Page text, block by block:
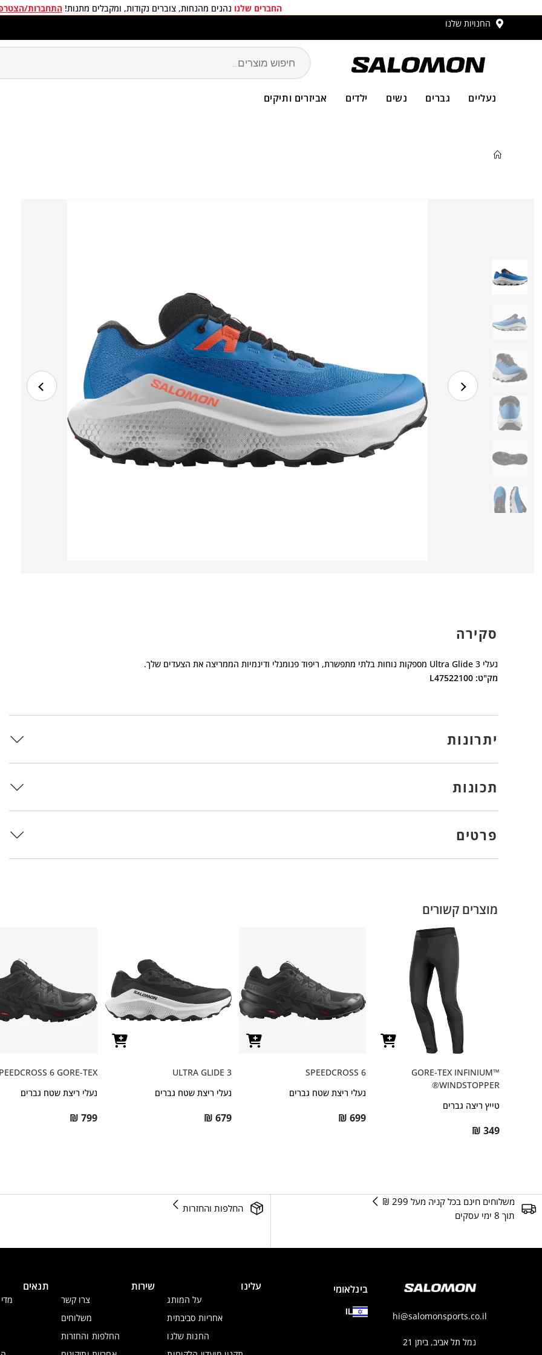
החברים שלנו נהנים מהנחות, צוברים נקודות, ומקבלים מתנות!התחברות/
החנויות שלנו
משלוחים חינם בכל קניה מעל 299 ₪
נעליים גברים נשים ילדים אביזרים ותיקים
סקירה
נעלי Ultra Glide 3 מספקות נוחות בלתי מתפשרת, ריפוד פנומנלי ודינמיות הממריצה את הצעדים שלך.
מק"ט: L47522100
יתרונות
תכונות
פרטים
מוצרים קשורים
GORE-TEX INFINIUM™
WINDSTOPPER®
טייץ ריצה גברים
₪ 349
SPEEDCROSS 6
נעלי ריצת שטח גברים
₪ 699
ULTRA GLIDE 3
נעלי ריצת שטח גברים
₪ 679
6 GORE-TEX
נעלי ריצת שטח גברים
₪ 799
משלוחים חינם בכל קניה מעל 299 ₪
תוך 8 ימי עסקים
החלפות והחזרות
hi@salomonsports.co.il
נמל תל אביב, ביתן 21
בינלאומי
IL
עלינו
על המותג
אחריות סביבתית
החנות שלנו
שירות
צרו קשר
משלוחים
החלפות והחזרות
תנאים